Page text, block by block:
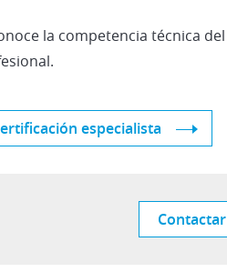
la competencia técnica del
especialista
Contactar